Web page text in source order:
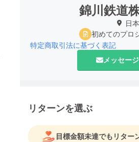
錦川鉄道
日本
初めてのプロ
特定商取引法に基づく表記
メッセー
リターンを選ぶ
目標金額未達でもリター